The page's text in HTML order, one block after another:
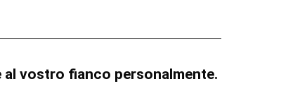
al vostro fianco personalmente.